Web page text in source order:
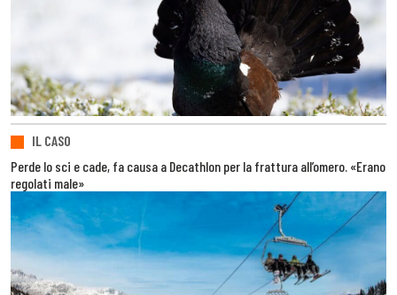
IL CASO
Perde lo sci e cade, fa causa a Decathlon per la frattura all’omero. «Erano
regolati male»